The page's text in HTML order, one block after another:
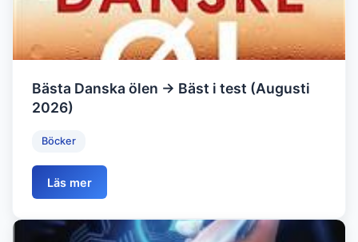
Bästa Danska ölen → Bäst i test (Augusti
2026)
Böcker
Läs mer